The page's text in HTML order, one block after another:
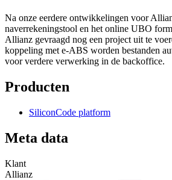
Na onze eerdere ontwikkelingen voor
naverrekeningstool en het online UBO
Allianz gevraagd nog een project uit te
koppeling met e-ABS worden bestanden
voor verdere verwerking in de backoffice.
Producten
SiliconCode platform
Meta data
Klant
Allianz